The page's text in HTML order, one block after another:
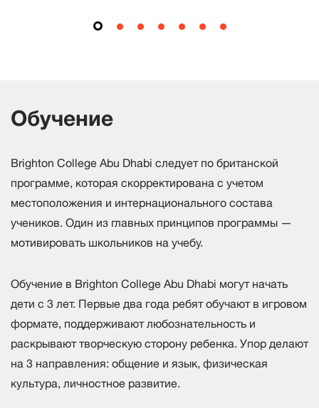
Обучение
Brighton College Abu Dhabi следует по британской
программе, которая скорректирована с учетом
местоположения и интернационального состава
учеников. Один из главных принципов программы —
мотивировать школьников на учебу.
Обучение в Brighton College Abu Dhabi могут начать
дети с 3 лет. Первые два года ребят обучают в игровом
формате, поддерживают любознательность и
раскрывают творческую сторону ребенка. Упор делают
на 3 направления: общение и язык, физическая
культура, личностное развитие.